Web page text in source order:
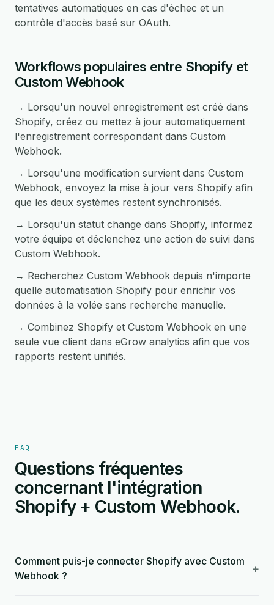
tentatives automatiques en cas d'échec et un
contrôle d'accès basé sur OAuth.
Workflows populaires entre Shopify et
Custom Webhook
→ Lorsqu'un nouvel enregistrement est créé dans
Shopify, créez ou mettez à jour automatiquement
l'enregistrement correspondant dans Custom
Webhook.
→ Lorsqu'une modification survient dans Custom
Webhook, envoyez la mise à jour vers Shopify afin
que les deux systèmes restent synchronisés.
→ Lorsqu'un statut change dans Shopify, informez
votre équipe et déclenchez une action de suivi dans
Custom Webhook.
→ Recherchez Custom Webhook depuis n'importe
quelle automatisation Shopify pour enrichir vos
données à la volée sans recherche manuelle.
→ Combinez Shopify et Custom Webhook en une
seule vue client dans eGrow analytics afin que vos
rapports restent unifiés.
FAQ
Questions fréquentes
concernant l'intégration
Shopify + Custom Webhook.
Comment puis-je connecter Shopify avec Custom
Webhook ?
+